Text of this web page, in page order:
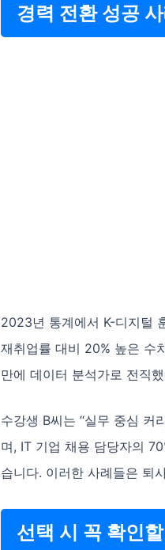
경력 전환 성공
2023년 통계에서 K-디지털
재취업률 대비 20% 높은 수
만에 데이터 분석가로 전직
수강생 B씨는 “실무 중심 커
며, IT 기업 채용 담당자의
습니다. 이러한 사례들은 퇴
선택 시 꼭 확인